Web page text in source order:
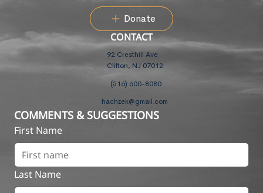
Donate
CONTACT
92 Cresthill Ave
Clifton, NJ 07012
(516) 600-8080
hachzek@gmail.com
COMMENTS & SUGGESTIONS
First Name
Last Name